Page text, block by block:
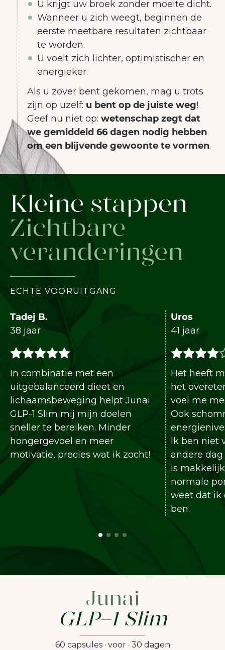
U krijgt uw broek zonder moeite dicht.
Wanneer u zich weegt, beginnen de
eerste meetbare resultaten zichtbaar
te worden.
U voelt zich lichter, optimistischer en
energieker.
Als u zover bent gekomen, mag u trots
zijn op uzelf: u bent op de juiste weg!
Geef nu niet op: wetenschap zegt dat
we gemiddeld 66 dagen nodig hebben
om een blijvende gewoonte te vormen.
Kleine stappen
Zichtbare
veranderingen
ECHTE VOORUITGANG
B.
jaar
combinatie met een
dieet en
helpt Junai
1 Slim mij mijn doelen
te bereiken. Minder
en meer
precies wat ik zocht!
Uros
41 jaar
Het heeft mij
het overeten
voel me
Ook
Ik ben niet
andere dag
is
normale
weet dat ik
ben.
Junai
GLP-1 Slim
60 capsules · voor · 30 dagen